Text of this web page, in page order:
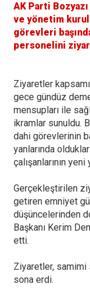
AK Parti
ve yönetim
görevleri
personelini
Ziyaretler
gece gündüz
mensupları ile
ikramlar sunuldu.
dahi görevlerinin
yanlarında
çalışanlarının yeni
Gerçekleştirilen
getiren emniyet
düşüncelerinden
Başkanı Kerim
etti.
Ziyaretler, samimi
sona erdi.